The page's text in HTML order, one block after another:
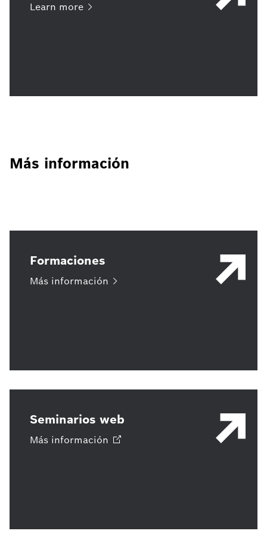
Learn more
Más información
Formaciones
Más información
Seminarios web
Más información